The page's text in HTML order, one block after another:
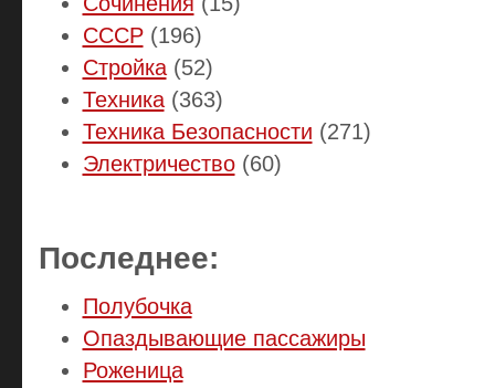
СССР(196)
Стройка(52)
Техника(363)
Техника Безопасности (271)
Электричество(60)
Последнее:
Полубочка
Опаздывающие пассажиры
Роженица